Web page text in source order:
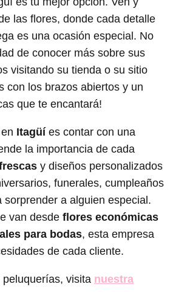
las flores, donde cada detalle
es una ocasión especial. No
de conocer más sobre sus
visitando su tienda o su sitio
con los brazos abiertos y un
que te encantará!
en Itagüíes contar con una
la importancia de cada
y diseños personalizados
funerales, cumpleaños
sorprender a alguien especial.
van desde flores económicas
para bodas, esta empresa
de cada cliente.
visita nuestra